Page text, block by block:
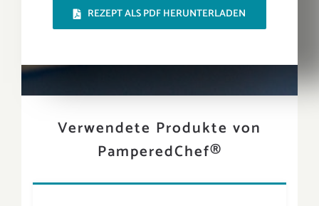
REZEPT ALS PDF HERUNTERLADEN
Verwendete Produkte von
PamperedChef®